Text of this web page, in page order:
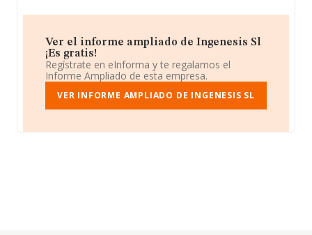
Ver el informe ampliado de Ingenesis Sl
¡Es gratis!
Regístrate en eInforma y te regalamos el
Informe Ampliado de esta empresa.
VER INFORME AMPLIADO DE INGENESIS SL